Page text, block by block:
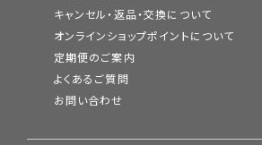
キャンセル・返品・交換について
オンラインショップポイントについて
定期便のご案内
よくあるご質問
お問い合わせ